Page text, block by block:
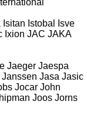
Isitan Istobal
Isve
Ixion JAC JAKA
Jaeger Jaespa
Janssen Jasa Jasic
Jocar John
Joos Jorns